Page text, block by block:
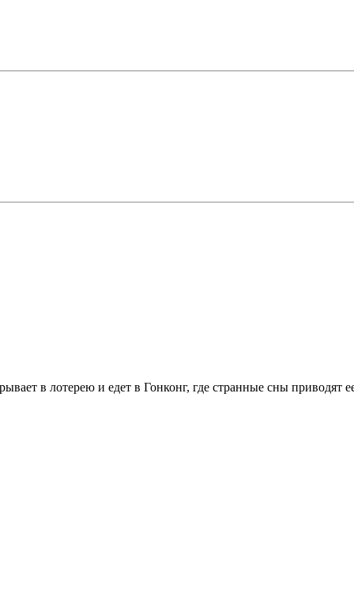
в лотерею и едет в Гонконг, где странные сны приводят